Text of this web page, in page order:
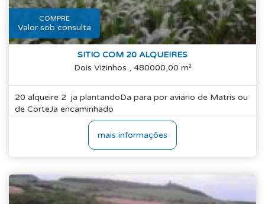
COMPRE
Valor sob consulta
SITIO COM 20 ALQUEIRES
Dois Vizinhos , 480000,00 m²
20 alqueire 2 ja plantandoDa para por aviário de Matris ou
de CorteJa encaminhado
mais informações